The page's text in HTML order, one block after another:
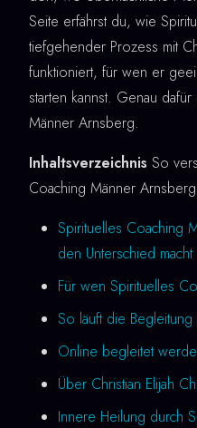
Seite erfährst du, wie
tiefgehender Prozess mit
funktioniert, für wen er
starten kannst. Genau
Männer Arnsberg.
Inhaltsverzeichnis So
Coaching Männer
Spirituelles Coaching
den Unterschied macht
Für wen Spirituelles
So läuft die
Online begleitet
Über Christian Elijah
Innere Heilung durch